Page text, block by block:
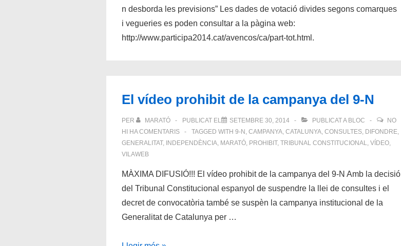
n desborda les previsions” Les dades de votació divides segons comarques
i vegueries es poden consultar a la pàgina web:
http://www.participa2014.cat/avencos/ca/part-tot.html.
El vídeo prohibit de la campanya del 9-N
PER MARATÓ PUBLICAT EL SETEMBRE 30, 2014 PUBLICAT A BLOC
NO
HI HA COMENTARIS
TAGGED WITH 9-N , CAMPANYA, CATALUNYA, CONSULTES, DIFONDRE,
GENERALITAT, INDEPENDÈNCIA, MARATÓ, PROHIBIT, TRIBUNAL CONSTITUCIONAL, VÍDEO,
VILAWEB
MÀXIMA DIFUSIÓ!!! El vídeo prohibit de la campanya del 9-N Amb la decisió
del Tribunal Constitucional espanyol de suspendre la llei de consultes i el
decret de convocatòria també se suspèn la campanya institucional de la
Generalitat de Catalunya per …